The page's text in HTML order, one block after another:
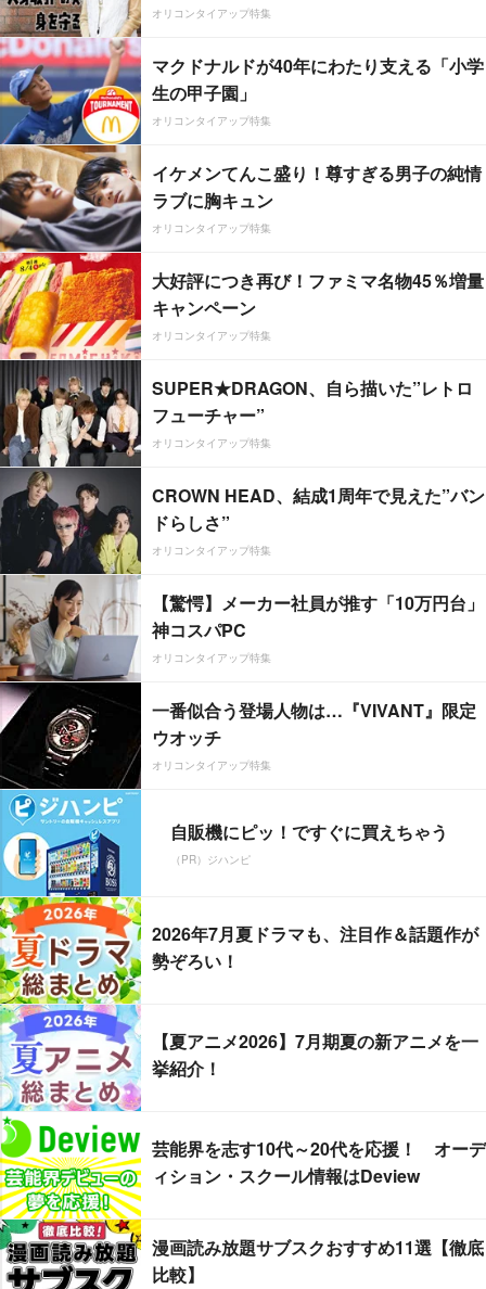
オリコンタイアップ特集
マクドナルドが40年にわたり支える「小学
生の甲子園」
オリコンタイアップ特集
イケメンてんこ盛り！尊すぎる男子の純情
ラブに胸キュン
オリコンタイアップ特集
大好評につき再び！ファミマ名物45％増量
キャンペーン
オリコンタイアップ特集
SUPER★DRAGON、自ら描いた”レトロ
フューチャー”
オリコンタイアップ特集
CROWN HEAD、結成1周年で見えた”バン
ドらしさ”
オリコンタイアップ特集
【驚愕】メーカー社員が推す「10万円台」
神コスパPC
オリコンタイアップ特集
一番似合う登場人物は…『VIVANT』限定
ウオッチ
オリコンタイアップ特集
自販機にピッ！ですぐに買えちゃう
（PR）ジハンピ
2026年7月夏ドラマも、注目作＆話題作が
勢ぞろい！
【夏アニメ2026】7月期夏の新アニメを一
挙紹介！
芸能界を志す10代～20代を応援！ オーデ
ィション・スクール情報はDeview
漫画読み放題サブスクおすすめ11選【徹底
比較】